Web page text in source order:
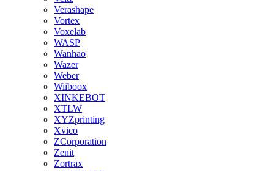
Verashape
Vortex
Voxelab
WASP
Wanhao
Wazer
Weber
Wiiboox
XINKEBOT
XTLW
XYZprinting
Xvico
ZCorporation
Zenit
Zortrax